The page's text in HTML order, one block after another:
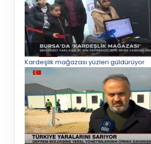
Kardeşlik mağazası yüzleri güldürüyor